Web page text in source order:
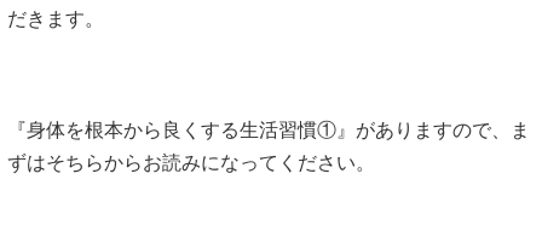
だきます。
『身体を根本から良くする生活習慣①』がありますので、ま
ずはそちらからお読みになってください。